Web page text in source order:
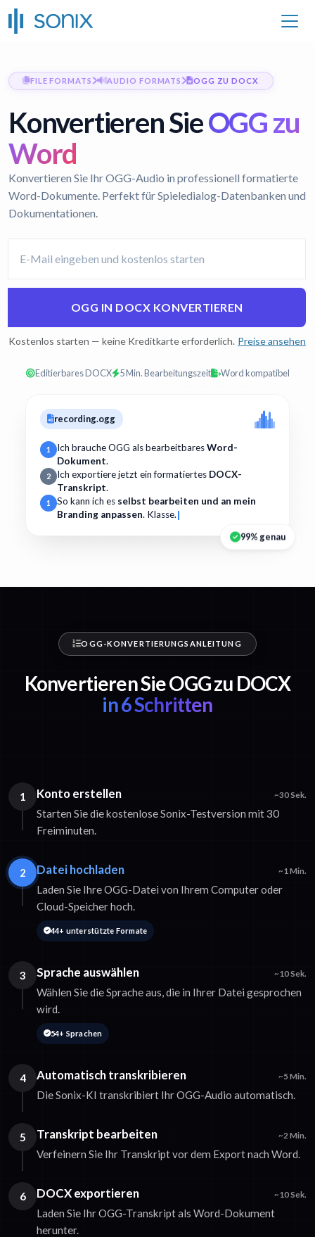
FILE FORMATS AUDIO FORMATS OGG ZU DOCX
Konvertieren SieOGG zu
Word
Konvertieren Sie Ihr OGG-Audio in professionell formatierte
Word-Dokumente. Perfekt für Spieledialog-Datenbanken und
Dokumentationen.
OGG IN DOCX KONVERTIEREN
Kostenlos starten — keine Kreditkarte erforderlich. Preise ansehen
Editierbares DOCX 5 Min. Bearbeitungszeit Word kompatibel
recording.ogg
1 Ich brauche OGG als bearbeitbaresWord-
Dokument.
2 Ich exportiere jetzt ein formatiertes DOCX-
Transkript.
1 So kann ich es selbst bearbeiten und an mein
Branding anpassen. Klasse.
99% genau
OGG-KONVERTIERUNGSANLEITUNG
Konvertieren Sie OGG zu DOCX
in 6 Schritten
1 Konto erstellen ~30 Sek.
Starten Sie die kostenlose Sonix-Testversion mit 30
Freiminuten.
2 Datei hochladen ~1 Min.
Laden Sie Ihre OGG-Datei von Ihrem Computer oder
Cloud-Speicher hoch.
44+ unterstützte Formate
3 Sprache auswählen ~10 Sek.
Wählen Sie die Sprache aus, die in Ihrer Datei gesprochen
wird.
54+ Sprachen
4 Automatisch transkribieren ~5 Min.
Die Sonix-KI transkribiert Ihr OGG-Audio automatisch.
5 Transkript bearbeiten ~2 Min.
Verfeinern Sie Ihr Transkript vor dem Export nach Word.
6 DOCX exportieren ~10 Sek.
Laden Sie Ihr OGG-Transkript als Word-Dokument
herunter.